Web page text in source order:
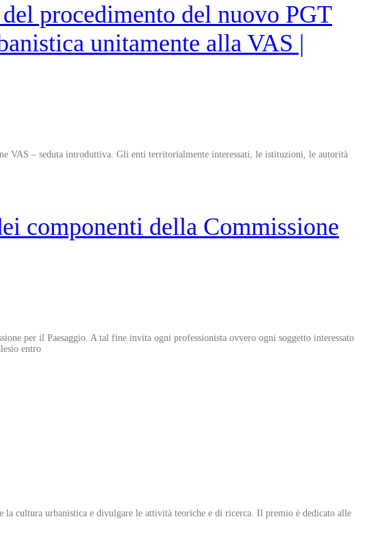
procedimento del nuovo PGT
unitamente alla VAS |
VAS – seduta introduttiva. Gli enti territorialmente interessati, le istituzioni, le autorità
componenti della Commissione
per il Paesaggio. A tal fine invita ogni professionista ovvero ogni soggetto interessato
entro
cultura urbanistica e divulgare le attività teoriche e di ricerca. Il premio è dedicato alle